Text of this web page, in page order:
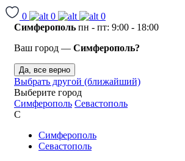
0 0
0
Симферополь пн - пт: 9:00 - 18:00
Ваш город — Симферополь?
Да, все верно
Выбрать другой (ближайший)
Выберите город
Симферополь Севастополь
С
Симферополь
Севастополь